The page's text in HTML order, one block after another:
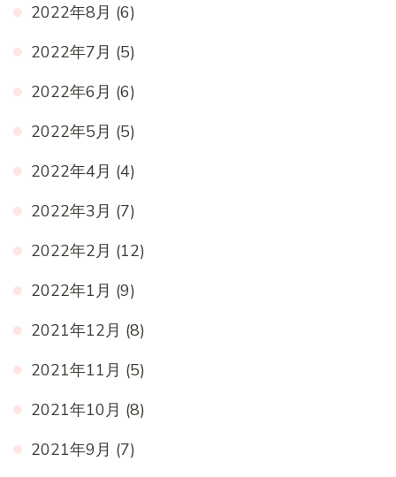
2022年8月 (6)
2022年7月 (5)
2022年6月 (6)
2022年5月 (5)
2022年4月 (4)
2022年3月 (7)
2022年2月 (12)
2022年1月 (9)
2021年12月 (8)
2021年11月 (5)
2021年10月 (8)
2021年9月 (7)